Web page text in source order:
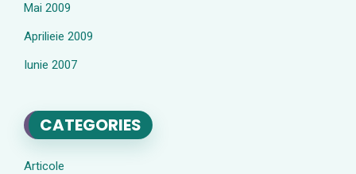
Mai 2009
Aprilieie 2009
Iunie 2007
CATEGORIES
Articole